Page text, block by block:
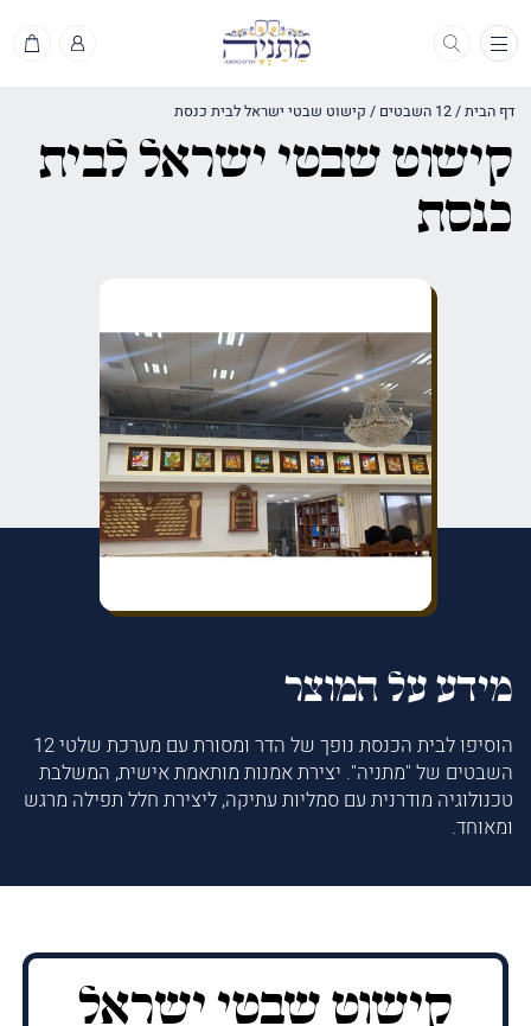
תפריט
דף הבית/12 השבטים / קישוט שבטי ישראל לבית כנסת
קישוט שבטי ישראל לבית
כנסת
מידע על המוצר
הוסיפו לבית הכנסת נופך של הדר ומסורת עם מערכת שלטי 12
השבטים של "מתניה". יצירת אמנות מותאמת אישית, המשלבת
טכנולוגיה מודרנית עם סמליות עתיקה, ליצירת חלל תפילה מרגש
ומאוחד.
קישוט שבטי ישראל